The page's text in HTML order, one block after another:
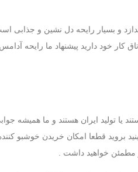
و بسیار رایحه دل نشین و جذابی
خود دارید پیشنهاد ما رایحه
یا تولید ایران هستند و ما همیشه
قطعا امکان خریدن خوشبو کننده
خواهید داشت .